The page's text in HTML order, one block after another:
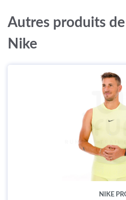
Autres produits
Nike
NIKE